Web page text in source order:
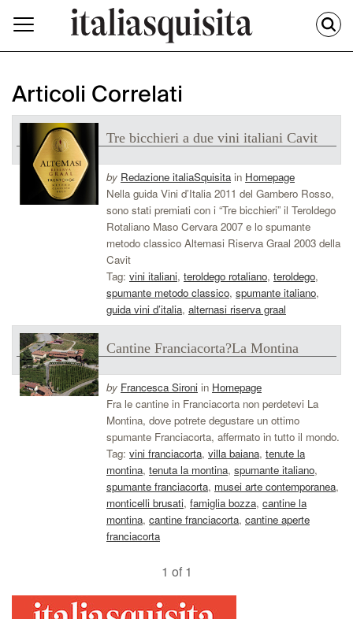
Articoli Correlati
Tre bicchieri a due vini italiani Cavit
by Redazione italiaSquisitain Homepage
Nella guida Vini d’Italia 2011 del Gambero Rosso,
sono stati premiati con i “Tre bicchieri” il Teroldego
Rotaliano Maso Cervara 2007 e lo spumante
metodo classico Altemasi Riserva Graal 2003 della
Cavit
Tag: vini italiani, teroldego rotaliano, teroldego,
spumante metodo classico, spumante italiano,
guida vini d’italia, alternasi riserva graal
Cantine Franciacorta?La Montina
by Francesca Sironi in Homepage
Fra le cantine in Franciacorta non perdetevi La
Montina, dove potrete degustare un ottimo
spumante Franciacorta, affermato in tutto il mondo.
Tag: vini franciacorta, villa baiana, tenute la
montina, tenuta la montina, spumante italiano,
spumante franciacorta, musei arte contemporanea,
monticelli brusati, famiglia bozza, cantine la
montina, cantine franciacorta, cantine aperte
franciacorta
1 of 1